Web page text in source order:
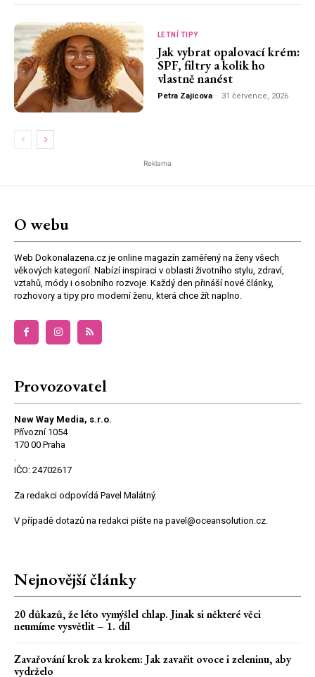
LETNÍ TIPY
Jak vybrat opalovací krém:
SPF, filtry a kolik ho
vlastně nanést
Petra Zajícova - 31 července, 2026
Reklama
O webu
Web Dokonalazena.cz je online magazín zaměřený na ženy všech
věkových kategorií. Nabízí inspiraci v oblasti životního stylu, zdraví,
vztahů, módy i osobního rozvoje. Každý den přináší nové články,
rozhovory a tipy pro moderní ženu, která chce žít naplno.
Provozovatel
New Way Media, s.r.o.
Přívozní 1054
170 00 Praha
.
IČO: 24702617
Za redakci odpovídá Pavel Malátný.
V případě dotazů na redakci pište na pavel@oceansolution.cz.
Nejnovější články
20 důkazů, že léto vymýšlel chlap. Jinak si některé věci
neumíme vysvětlit – 1. díl
Zavařování krok za krokem: Jak zavařit ovoce i zeleninu, aby
vydrželo